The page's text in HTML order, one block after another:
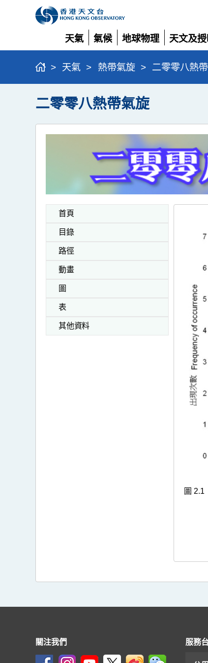
天氣
展
開
氣候
展
開
地球物理
展
開
天文及
展
開
> 天氣 > 熱帶氣旋 > 二零零八熱
二零零八熱帶氣旋
首頁
目錄
路徑
動畫
圖
表
其他資料
圖 2.1
關注我們 服務